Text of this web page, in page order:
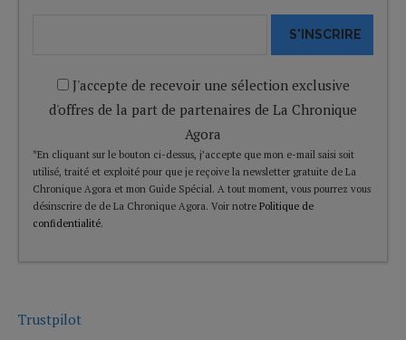
S'INSCRIRE
J'accepte de recevoir une sélection exclusive
d'offres de la part de partenaires de La Chronique
Agora
*En cliquant sur le bouton ci-dessus, j’accepte que mon e-mail saisi soit
utilisé, traité et exploité pour que je reçoive la newsletter gratuite de La
Chronique Agora et mon Guide Spécial. A tout moment, vous pourrez vous
désinscrire de de La Chronique Agora. Voir notre Politique de
confidentialité.
Trustpilot